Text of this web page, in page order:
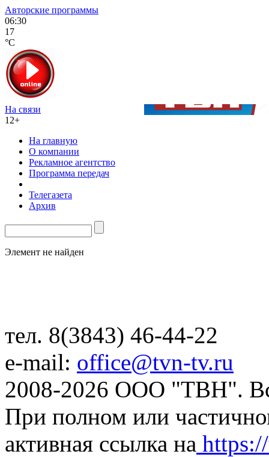
Авторские программы
06:30
17
°C
На связи
12+
На главную
О компании
Рекламное агентство
Программа передач
Телегазета
Архив
Элемент не найден
тел. 8(3843) 46-44-22
e-mail: office@tvn-tv.ru
2008-2026 ООО "ТВН".
При полном или
активная ссылка на